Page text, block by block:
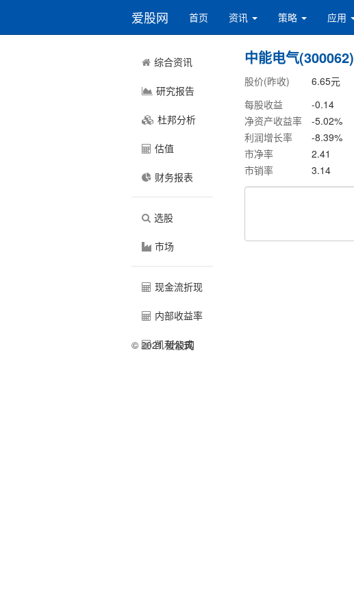
爱股网 首页 资讯 策略 应用
综合资讯
研究报告
杜邦分析
估值
财务报表
选股
市场
现金流折现
内部收益率
凯利公式
中能电气(300062)
股价(昨收) 6.65元
每股收益
-0.14
净资产收益率
-5.02%
利润增长率
-8.39%
市净率
2.41
市销率
3.14
© 2021 爱股网